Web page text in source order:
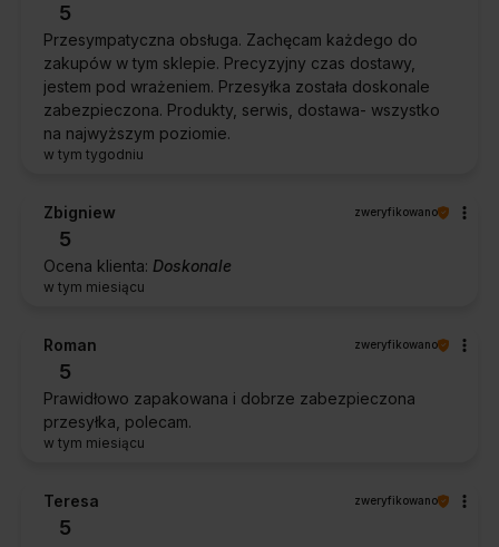
5
Przesympatyczna obsługa. Zachęcam każdego do
zakupów w tym sklepie. Precyzyjny czas dostawy,
jestem pod wrażeniem. Przesyłka została doskonale
zabezpieczona. Produkty, serwis, dostawa- wszystko
na najwyższym poziomie.
w tym tygodniu
Zbigniew zweryfikowano
5
Ocena klienta: Doskonale
w tym miesiącu
Roman zweryfikowano
5
Prawidłowo zapakowana i dobrze zabezpieczona
przesyłka, polecam.
w tym miesiącu
Teresa zweryfikowano
5